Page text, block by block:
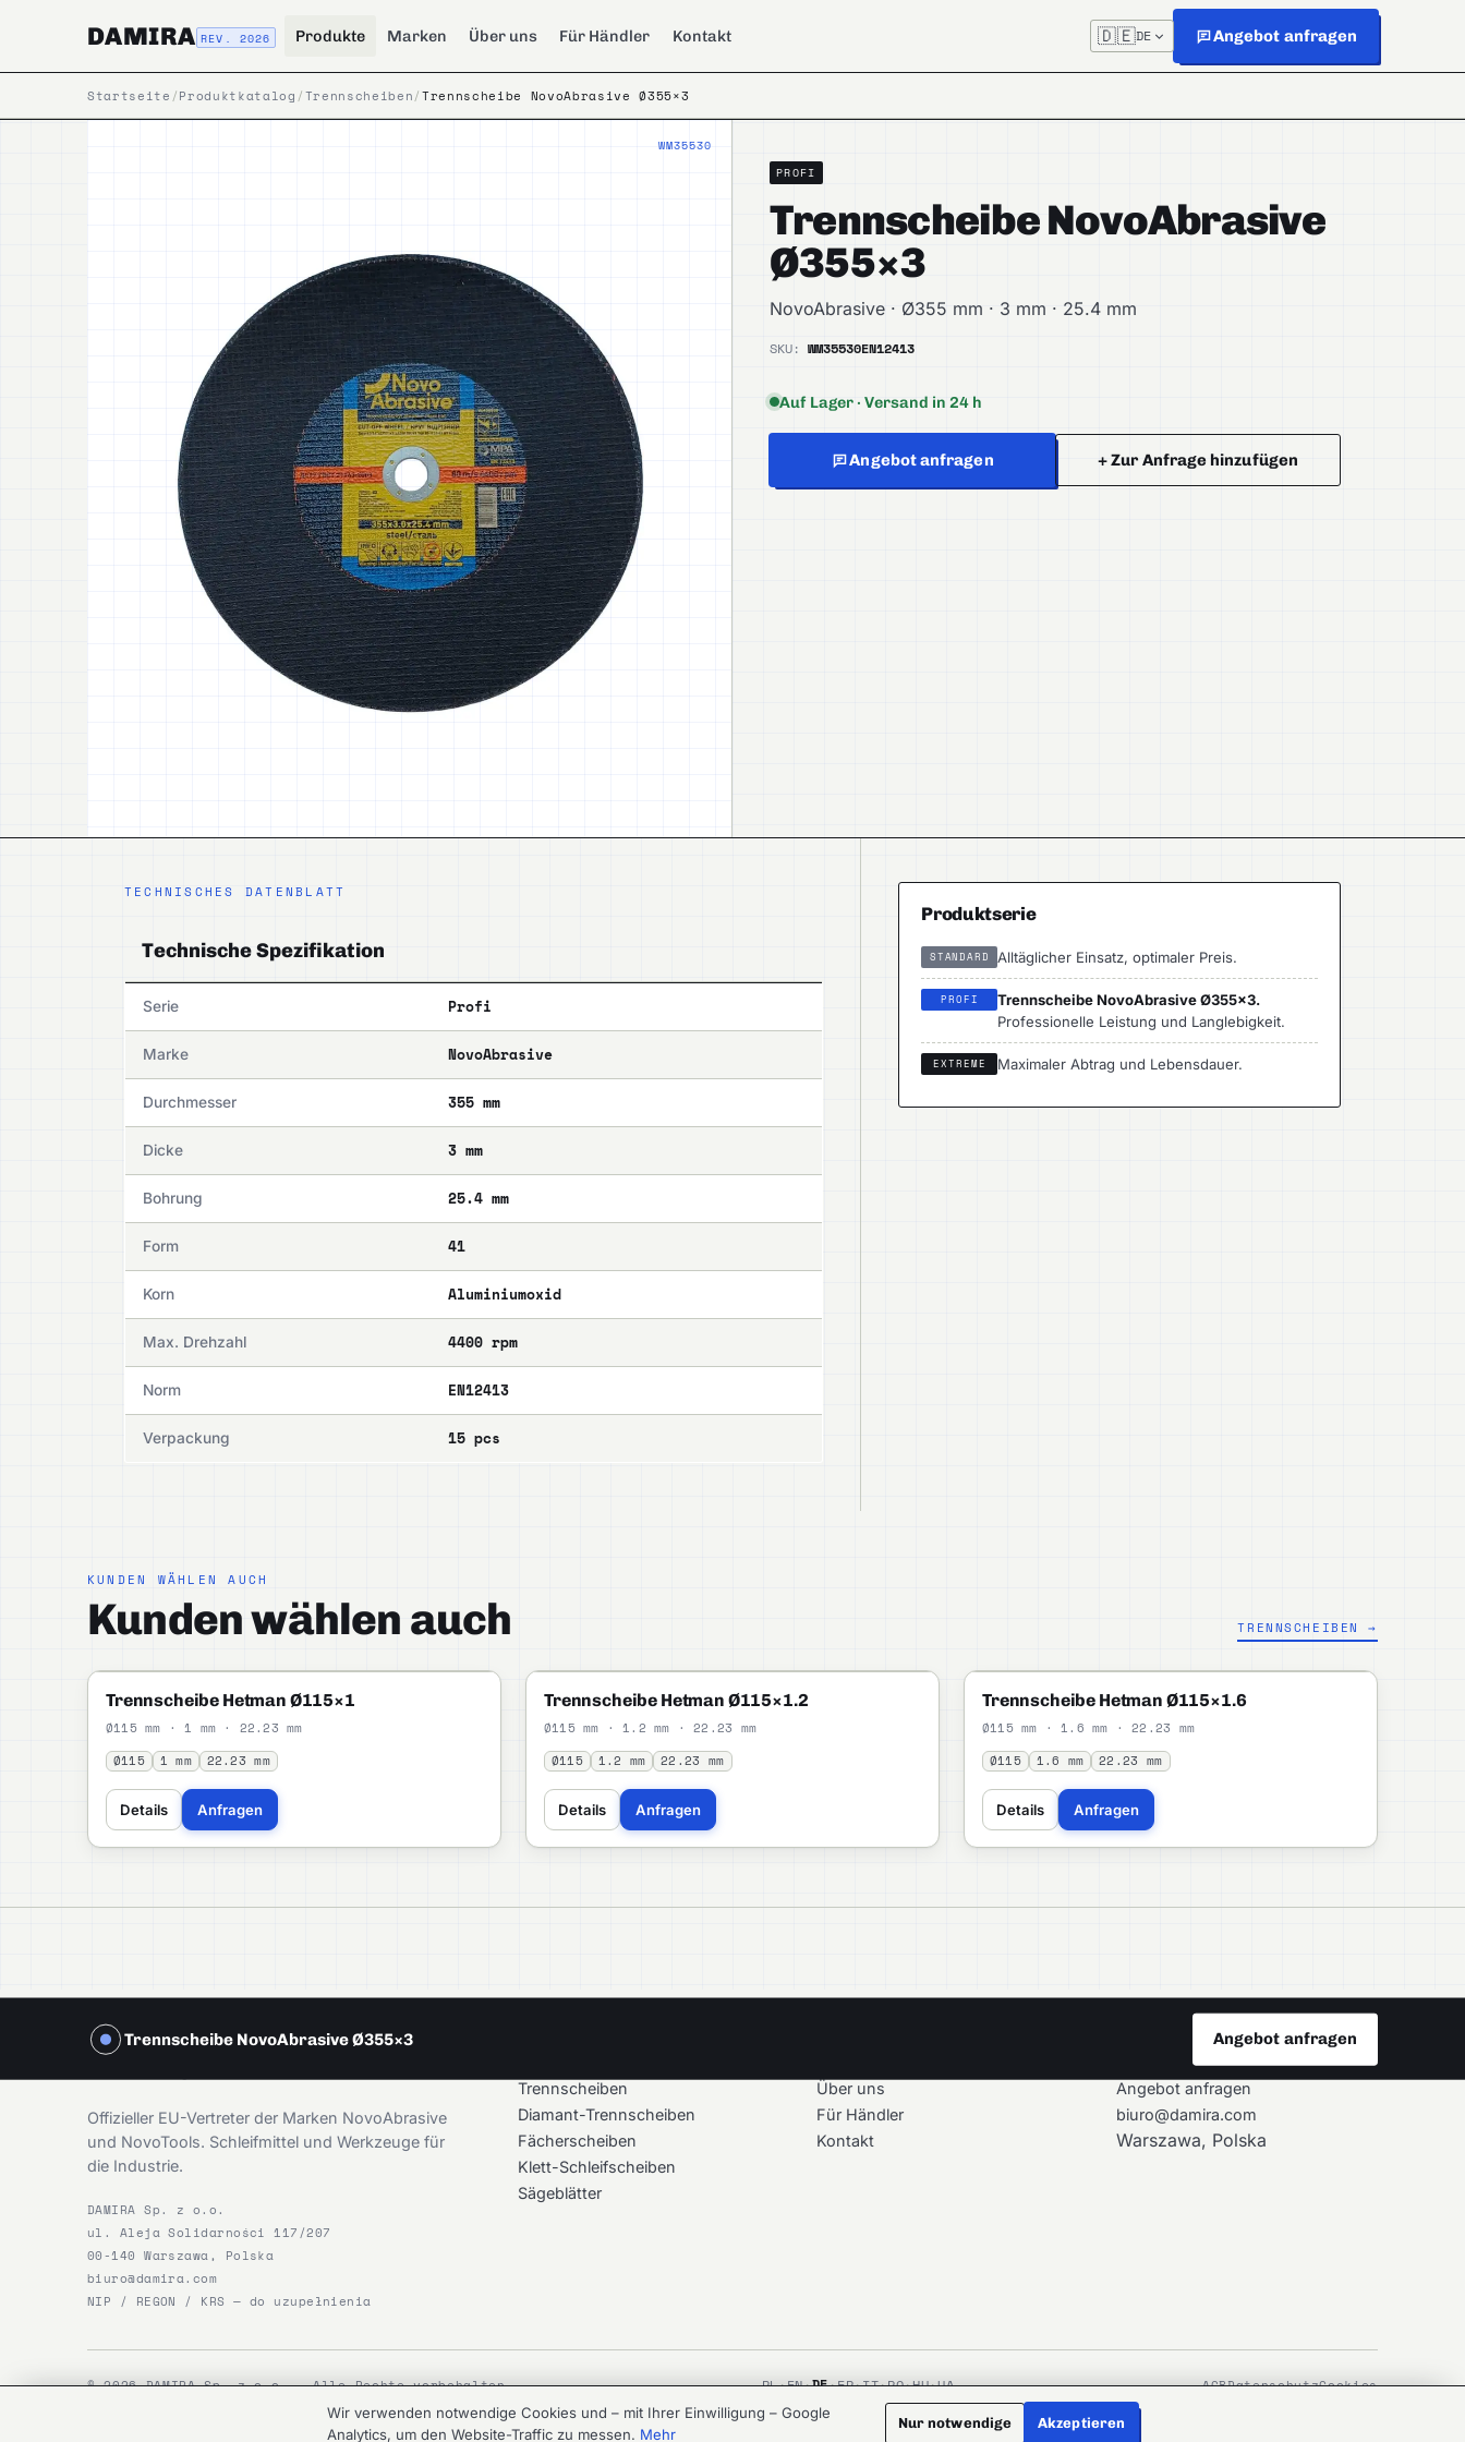
DAMIRA REV. 2026 Produkte Marken Über uns Für Händler Kontakt 🇩🇪DE Angebot anfragen
Startseite /Produktkatalog /Trennscheiben/Trennscheibe NovoAbrasive Ø355×3
WM35530
PROFI
Trennscheibe NovoAbrasive
Ø355×3
NovoAbrasive · Ø355 mm · 3 mm · 25.4 mm
SKU: WM35530EN12413
Auf Lager · Versand in 24 h
Angebot anfragen + Zur Anfrage hinzufügen
TECHNISCHES DATENBLATT
Technische Spezifikation
Serie Profi
Marke NovoAbrasive
Durchmesser 355 mm
Dicke 3 mm
Bohrung 25.4 mm
Form 41
Korn Aluminiumoxid
Max. Drehzahl 4400 rpm
Norm EN12413
Verpackung 15 pcs
Produktserie
STANDARD Alltäglicher Einsatz, optimaler Preis.
PROFI
Trennscheibe NovoAbrasive Ø355×3.
Professionelle Leistung und Langlebigkeit.
EXTREME Maximaler Abtrag und Lebensdauer.
KUNDEN WÄHLEN AUCH
Kunden wählen auch TRENNSCHEIBEN →
STANDARD
Trennscheibe Hetman Ø115×1
Ø115 mm · 1 mm · 22.23 mm
Ø115 1 mm 22.23 mm
Details Anfragen
STANDARD
Trennscheibe Hetman Ø115×1.2
Ø115 mm · 1.2 mm · 22.23 mm
Ø115 1.2 mm 22.23 mm
Details Anfragen
STANDARD
Trennscheibe Hetman Ø115×1.6
Ø115 mm · 1.6 mm · 22.23 mm
Ø115 1.6 mm 22.23 mm
Details Anfragen
Trennscheibe NovoAbrasive Ø355×3 Angebot anfragen
Offizieller EU-Vertreter der Marken NovoAbrasive
und NovoTools. Schleifmittel und Werkzeuge für
die Industrie.
DAMIRA Sp. z o.o.
ul. Aleja Solidarności 117/207
00-140 Warszawa, Polska
biuro@damira.com
NIP / REGON / KRS — do uzupełnienia
Trennscheiben
Diamant-Trennscheiben
Fächerscheiben
Klett-Schleifscheiben
Sägeblätter
Über uns
Für Händler
Kontakt
Angebot anfragen
biuro@damira.com
Warszawa, Polska
© 2026 DAMIRA Sp. z o.o. — Alle Rechte vorbehalten. PL·EN·DE·FR·IT·RO·HU·UA AGBDatenschutzCookies
CRAFTED ATLOOMREACH.AIAGENCY
Wir verwenden notwendige Cookies und – mit Ihrer Einwilligung – Google
Analytics, um den Website-Traffic zu messen. Mehr
Nur notwendige Akzeptieren